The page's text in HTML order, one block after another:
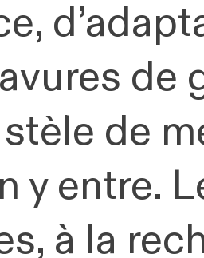
de
de
y entre.
à la